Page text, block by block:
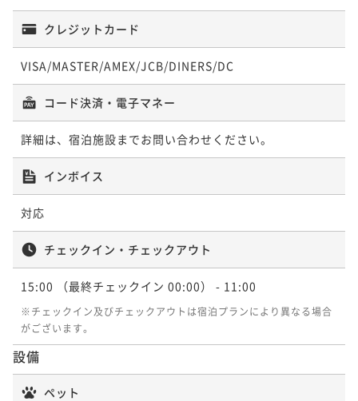
クレジットカード
VISA/MASTER/AMEX/JCB/DINERS/DC
コード決済・電子マネー
詳細は、宿泊施設までお問い合わせください。
インボイス
対応
チェックイン・チェックアウト
15:00 （最終チェックイン 00:00） - 11:00
※チェックイン及びチェックアウトは宿泊プランにより異なる場合
がございます。
設備
ペット